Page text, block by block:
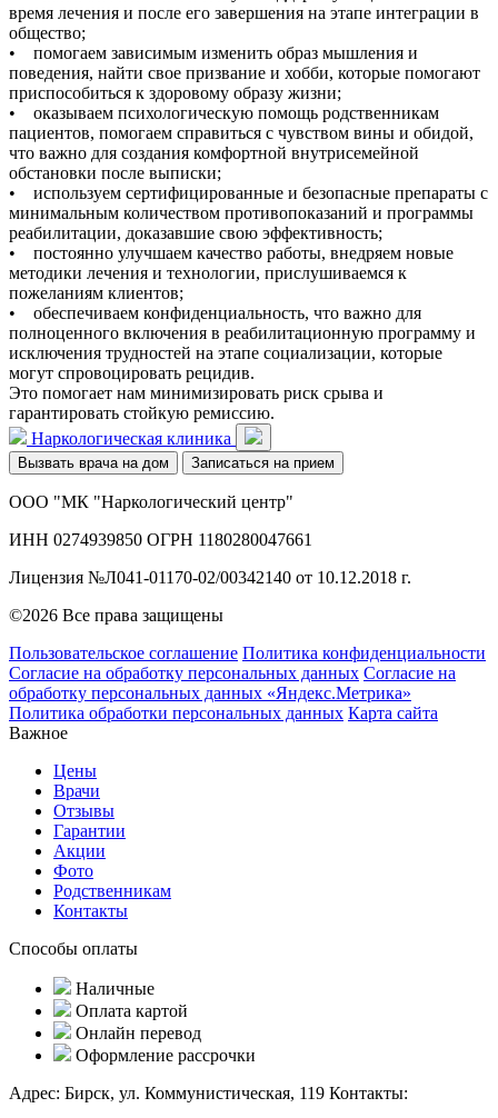
время лечения и после его завершения на этапе интеграции в
общество;
• помогаем зависимым изменить образ мышления и
поведения, найти свое призвание и хобби, которые помогают
приспособиться к здоровому образу жизни;
• оказываем психологическую помощь родственникам
пациентов, помогаем справиться с чувством вины и обидой,
что важно для создания комфортной внутрисемейной
обстановки после выписки;
• используем сертифицированные и безопасные препараты с
минимальным количеством противопоказаний и программы
реабилитации, доказавшие свою эффективность;
• постоянно улучшаем качество работы, внедряем новые
методики лечения и технологии, прислушиваемся к
пожеланиям клиентов;
• обеспечиваем конфиденциальность, что важно для
полноценного включения в реабилитационную программу и
исключения трудностей на этапе социализации, которые
могут спровоцировать рецидив.
Это помогает нам минимизировать риск срыва и
гарантировать стойкую ремиссию.
Наркологическая клиника
Вызвать врача на дом Записаться на прием
ООО "МК "Наркологический центр"
ИНН 0274939850 ОГРН 1180280047661
Лицензия №Л041-01170-02/00342140 от 10.12.2018 г.
©2026 Все права защищены
Пользовательское соглашение Политика конфиденциальности
Согласие на обработку персональных данных Согласие на
обработку персональных данных «Яндекс.Метрика»
Политика обработки персональных данных Карта сайта
Важное
Цены
Врачи
Отзывы
Гарантии
Акции
Фото
Родственникам
Контакты
Способы оплаты
Наличные
Оплата картой
Онлайн перевод
Оформление рассрочки
Адрес: Бирск, ул. Коммунистическая, 119 Контакты: